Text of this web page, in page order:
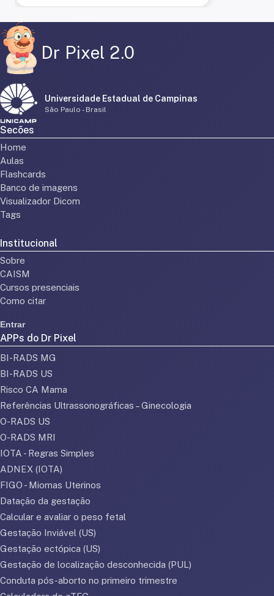
Dr Pixel 2.0
Universidade Estadual de Campinas
São Paulo - Brasil
Secões
Home
Aulas
Flashcards
Banco de imagens
Visualizador Dicom
Tags
Institucional
Sobre
CAISM
Cursos presenciais
Como citar
Entrar
APPs do Dr Pixel
BI-RADS MG
BI-RADS US
Risco CA Mama
Referências Ultrassonográficas – Ginecologia
O-RADS US
O-RADS MRI
IOTA - Regras Simples
ADNEX (IOTA)
FIGO - Miomas Uterinos
Datação da gestação
Calcular e avaliar o peso fetal
Gestação Inviável (US)
Gestação ectópica (US)
Gestação de localização desconhecida (PUL)
Conduta pós-aborto no primeiro trimestre